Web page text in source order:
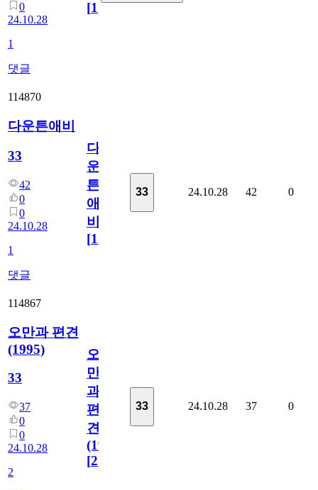
0
24.10.28
1
댓글
[1]
114870
다운튼애비
33
42
0
0
24.10.28
1
댓글
다
운
튼
애
비
[1]
33 24.10.28 42 0
114867
오만과 편견
(1995)
33
37
0
0
24.10.28
2
오
만
과
편
견
(1995)
[2]
33 24.10.28 37 0